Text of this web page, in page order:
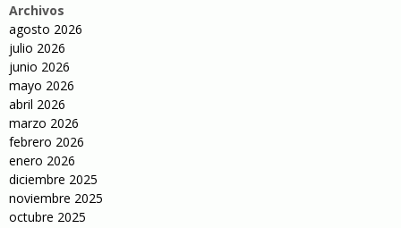
Archivos
agosto 2026
julio 2026
junio 2026
mayo 2026
abril 2026
marzo 2026
febrero 2026
enero 2026
diciembre 2025
noviembre 2025
octubre 2025